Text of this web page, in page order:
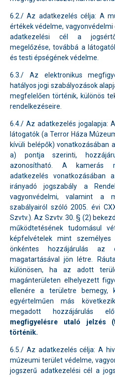
6.2./ Az adatkezelés célja: A
értékek védelme,
adatkezelési cél a
megelőzése, továbbá a
és testi épségének védelme.
6.3./ Az elektronikus
hatályos jogi szabályozások
megfelelően történik, különös
rendelkezéseire.
6.4./ Az adatkezelés jogalapja:
látogatók (a Terror Háza
kívüli belépők) vonatkozásában
a) pontja szerinti,
azonosítható. A kamerás
adatkezelés vonatkozásában
irányadó jogszabály a
vagyonvédelmi, valamint a
szabályairól szóló 2005. évi
Szvtv.). Az Szvtv. 30. § (2)
működtetésének tudomásul
képfelvételek mint
önkéntes hozzájárulás az
magatartásával jön létre.
különösen, ha az adott
magánterületen elhelyezett
ellenére a területre bemegy,
egyértelműen más
megadott hozzájárulás
megfigyelésre utaló jelzés
történik.
6.5./ Az adatkezelés célja: A
múzeumi terület védelme,
jogszerű adatkezelési cél a